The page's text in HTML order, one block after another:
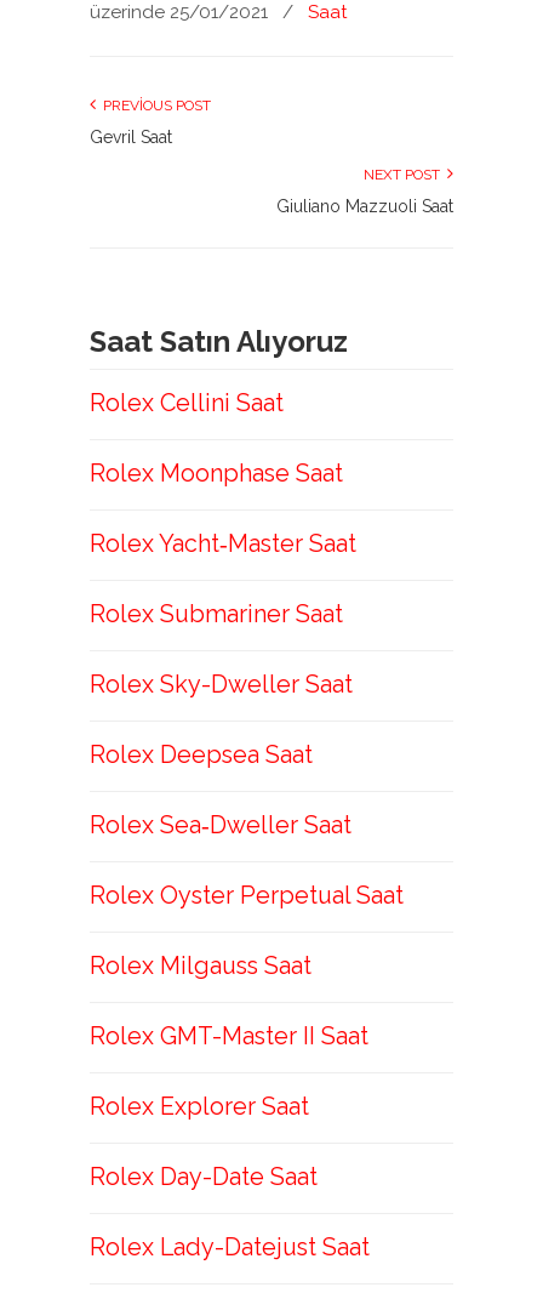
üzerinde 25/01/2021 / Saat
PREVIOUS POST
Gevril Saat
NEXT POST
Giuliano Mazzuoli Saat
Saat Satın Alıyoruz
Rolex Cellini Saat
Rolex Moonphase Saat
Rolex Yacht‑Master Saat
Rolex Submariner Saat
Rolex Sky-Dweller Saat
Rolex Deepsea Saat
Rolex Sea‑Dweller Saat
Rolex Oyster Perpetual Saat
Rolex Milgauss Saat
Rolex GMT-Master II Saat
Rolex Explorer Saat
Rolex Day-Date Saat
Rolex Lady-Datejust Saat